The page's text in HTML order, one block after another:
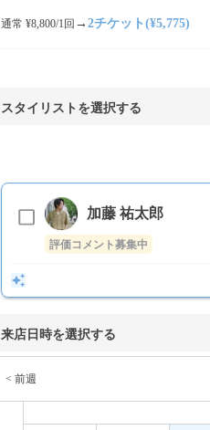
通常 ¥8,800/1回 → 2チケット(¥5,775)
スタイリストを選択する
加藤 祐太郎
評価コメント募集中
来店日時を選択する
< 前週